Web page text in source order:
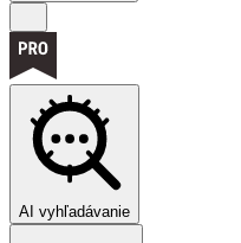
AI vyhľadávanie